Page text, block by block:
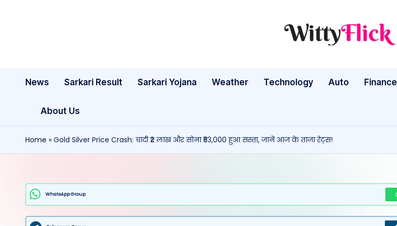
W
ty
ic
k:
te
WittyFlick:
Tech
News Sarkari Result Sarkari Yojana Weather Technology Auto Finance
About Us
Home » Gold Silver Price Crash: चांदी ₹2 लाख और सोना ₹53,000 हुआ सस्ता, जानें आज के ताज़ा रेट्स!
WhatsApp Group